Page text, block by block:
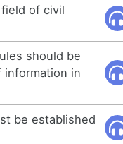
of civil
should be
in
be established